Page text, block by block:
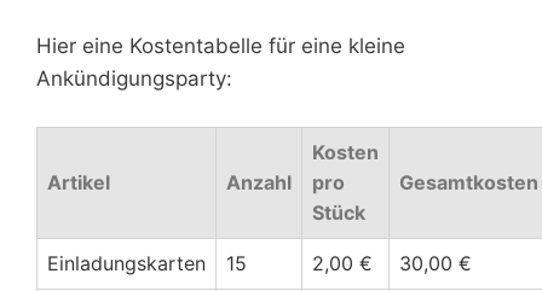
Hier eine Kostentabelle für eine kleine
Ankündigungsparty:
Artikel Anzahl
Kosten
pro
Stück
Gesamtkosten
Einladungskarten 15 2,00 € 30,00 €